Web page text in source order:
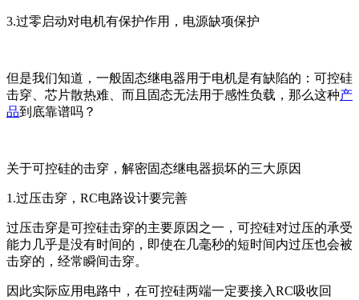
3.过零启动对电机有保护作用，电源缺项保护
但是我们知道，一般固态继电器用于电机是有缺陷的：可控硅
击穿、芯片散热难、而且固态无法用于感性负载，那么这种产
品到底靠谱吗？
关于可控硅的击穿，解密固态继电器损坏的三大原因
1.过压击穿，RC电路设计要完善
过压击穿是可控硅击穿的主要原因之一，可控硅对过压的承受
能力几乎是没有时间的，即使在几毫秒的短时间内过压也会被
击穿的，经常瞬间击穿。
因此实际应用电路中，在可控硅两端一定要接入RC吸收回